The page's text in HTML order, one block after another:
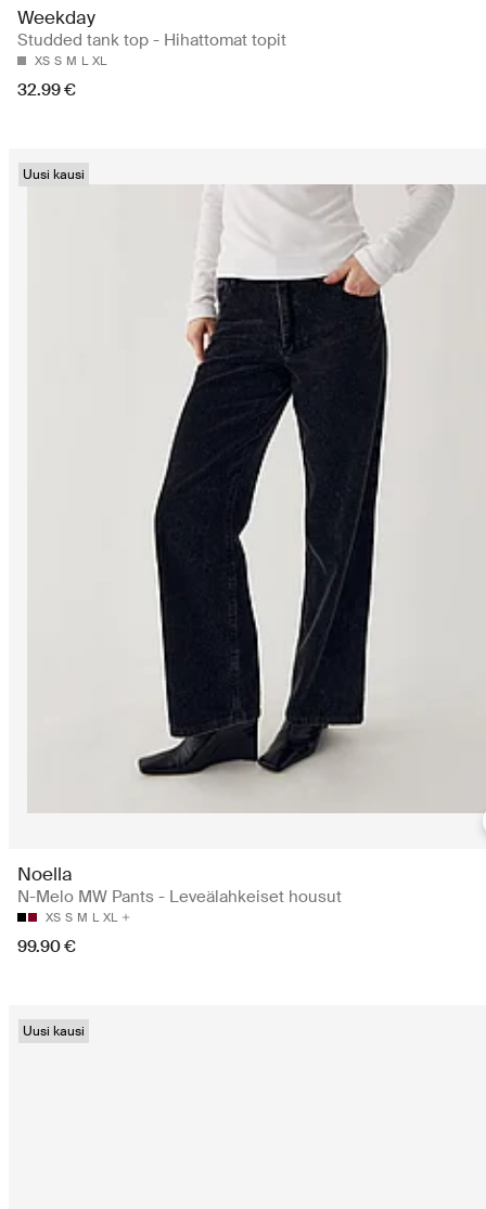
Weekday
Studded tank top - Hihattomat topit
XS S M L XL
32.99 €
Uusi kausi
Noella
N-Melo MW Pants - Leveälahkeiset housut
XS S M L XL
99.90 €
Uusi kausi